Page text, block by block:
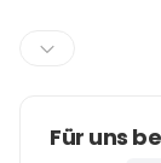
Für uns